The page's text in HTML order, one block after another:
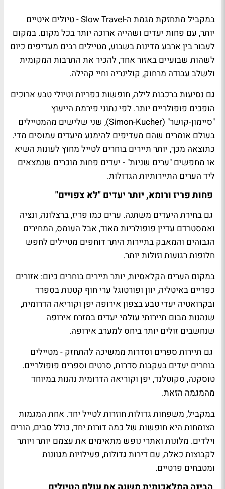
במקביל מתחזקת מגמת ה-Slow Travel - טיולים איטיים
יותר, עם פחות יעדים ושהייה ארוכה יותר בכל מקום. במקום
לעבור בין ארבע מדינות בשבוע, מטיילים רבים מעדיפים כיום
לשהות שבועיים באזור אחד, להכיר את התרבות המקומית
ולשלב עבודה מרחוק, קולינריה וחיי קהילה.
גם נסיעות ברכבות לילה, חופשות כפריות וטיולי טבע ארוכים
הופכים פופולריים יותר. לפי נתוני פירמת הייעוץ
"סיימון-קושר" (Simon-Kucher), שני שלישים מהמטיילים
בעולם אומרים שהם מעדיפים להימנע מיעדים עמוסים מדי.
כתוצאה מכך, יותר תיירים בוחרים לטייל מחוץ לעונות השיא
או מחפשים "ערים שניות" - יעדים פחות מוכרים שנמצאים
ליד הערים התיירותיות הגדולות.
פחות פריז ורומא, יותר יעדים "לא צפויים"
גם בחירת היעדים משתנה. ערים כמו פריז, ברצלונה, ונציה
ואמסטרדם עדיין פופולריות מאוד, אבל העומס, המחירים
הגבוהים והמאבק בתיירות היתר דוחפים מטיילים לחפש
חלופות רגועות וזולות יותר.
במקום הערים הקלאסיות, יותר תיירים בוחרים כיום: אזורים
כפריים באיטליה, יוון ופורטוגל ערי חוף קטנות בספרד
ובקרואטיה יעדי טבע בצפון אירופה יפן וקוריאה הדרומית,
שנהנות מבום תיירותי עולמי יעדים במזרח אירופה
שנחשבים זולים יותר ביחס למערב אירופה.
גם תיירות ספרים וסדרות ממשיכה להתחזק - מטיילים
בוחרים יעדים בעקבות סדרות, סרטים וספרים פופולריים.
טוסקנה, סקוטלנד, יפן וקוריאה הדרומית נהנות במיוחד
מהמגמה הזאת.
במקביל, משפחות גדולות חוזרות לטייל יחד. אחת המגמות
הצומחות היא חופשות של כמה דורות יחד, כולל סבים, הורים
וילדים. מלונות ואתרי נופש מתאימים את עצמם יותר ויותר
לקבוצות כאלה, עם דירות גדולות, פעילויות מגוונות
ומטבחים פרטיים.